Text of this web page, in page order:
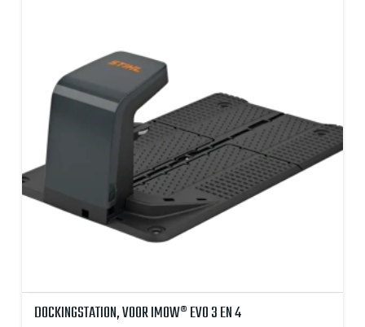
DOCKINGSTATION, VOOR IMOW® EVO 3 EN 4